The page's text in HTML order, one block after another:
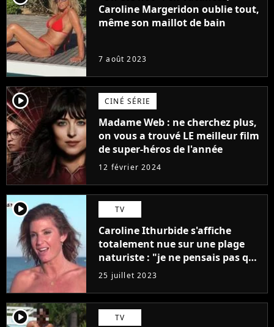
Caroline Margeridon oublie tout,
même son maillot de bain
7 août 2023
player2 CINÉ SÉRIE
Madame Web : ne cherchez plus,
on vous a trouvé LE meilleur film
de super-héros de l'année
12 février 2024
player2 TV
Caroline Ithurbide s'affiche
totalement nue sur une plage
naturiste : "je ne pensais pas que
j'arriverais à le faire..."
25 juillet 2023
player2 TV